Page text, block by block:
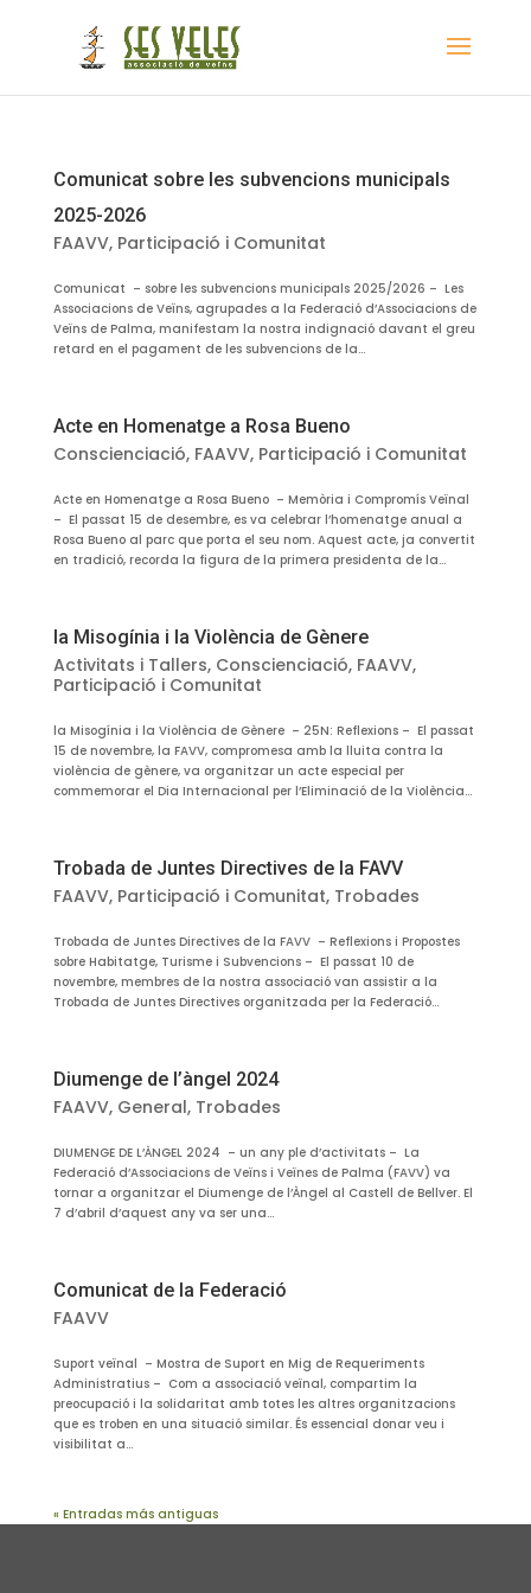
Comunicat sobre les subvencions municipals
2025-2026
FAAVV, Participació i Comunitat
Comunicat – sobre les subvencions municipals 2025/2026 – Les
Associacions de Veïns, agrupades a la Federació d’Associacions de
Veïns de Palma, manifestam la nostra indignació davant el greu
retard en el pagament de les subvencions de la...
Acte en Homenatge a Rosa Bueno
Conscienciació, FAAVV, Participació i Comunitat
Acte en Homenatge a Rosa Bueno – Memòria i Compromís Veïnal
– El passat 15 de desembre, es va celebrar l’homenatge anual a
Rosa Bueno al parc que porta el seu nom. Aquest acte, ja convertit
en tradició, recorda la figura de la primera presidenta de la...
la Misogínia i la Violència de Gènere
Activitats i Tallers, Conscienciació, FAAVV,
Participació i Comunitat
la Misogínia i la Violència de Gènere – 25N: Reflexions – El passat
15 de novembre, la FAVV, compromesa amb la lluita contra la
violència de gènere, va organitzar un acte especial per
commemorar el Dia Internacional per l’Eliminació de la Violència...
Trobada de Juntes Directives de la FAVV
FAAVV, Participació i Comunitat, Trobades
Trobada de Juntes Directives de la FAVV – Reflexions i Propostes
sobre Habitatge, Turisme i Subvencions – El passat 10 de
novembre, membres de la nostra associació van assistir a la
Trobada de Juntes Directives organitzada per la Federació...
Diumenge de l’àngel 2024
FAAVV, General, Trobades
DIUMENGE DE L’ÀNGEL 2024 – un any ple d’activitats – ​La
Federació d’Associacions de Veïns i Veïnes de Palma (FAVV) va
tornar a organitzar el Diumenge de l’Àngel al Castell de Bellver. El
7 d’abril d’aquest any va ser una...
Comunicat de la Federació
FAAVV
Suport veïnal – Mostra de Suport en Mig de Requeriments
Administratius – Com a associació veïnal, compartim la
preocupació i la solidaritat amb totes les altres organitzacions
que es troben en una situació similar. És essencial donar veu i
visibilitat a...
« Entradas más antiguas